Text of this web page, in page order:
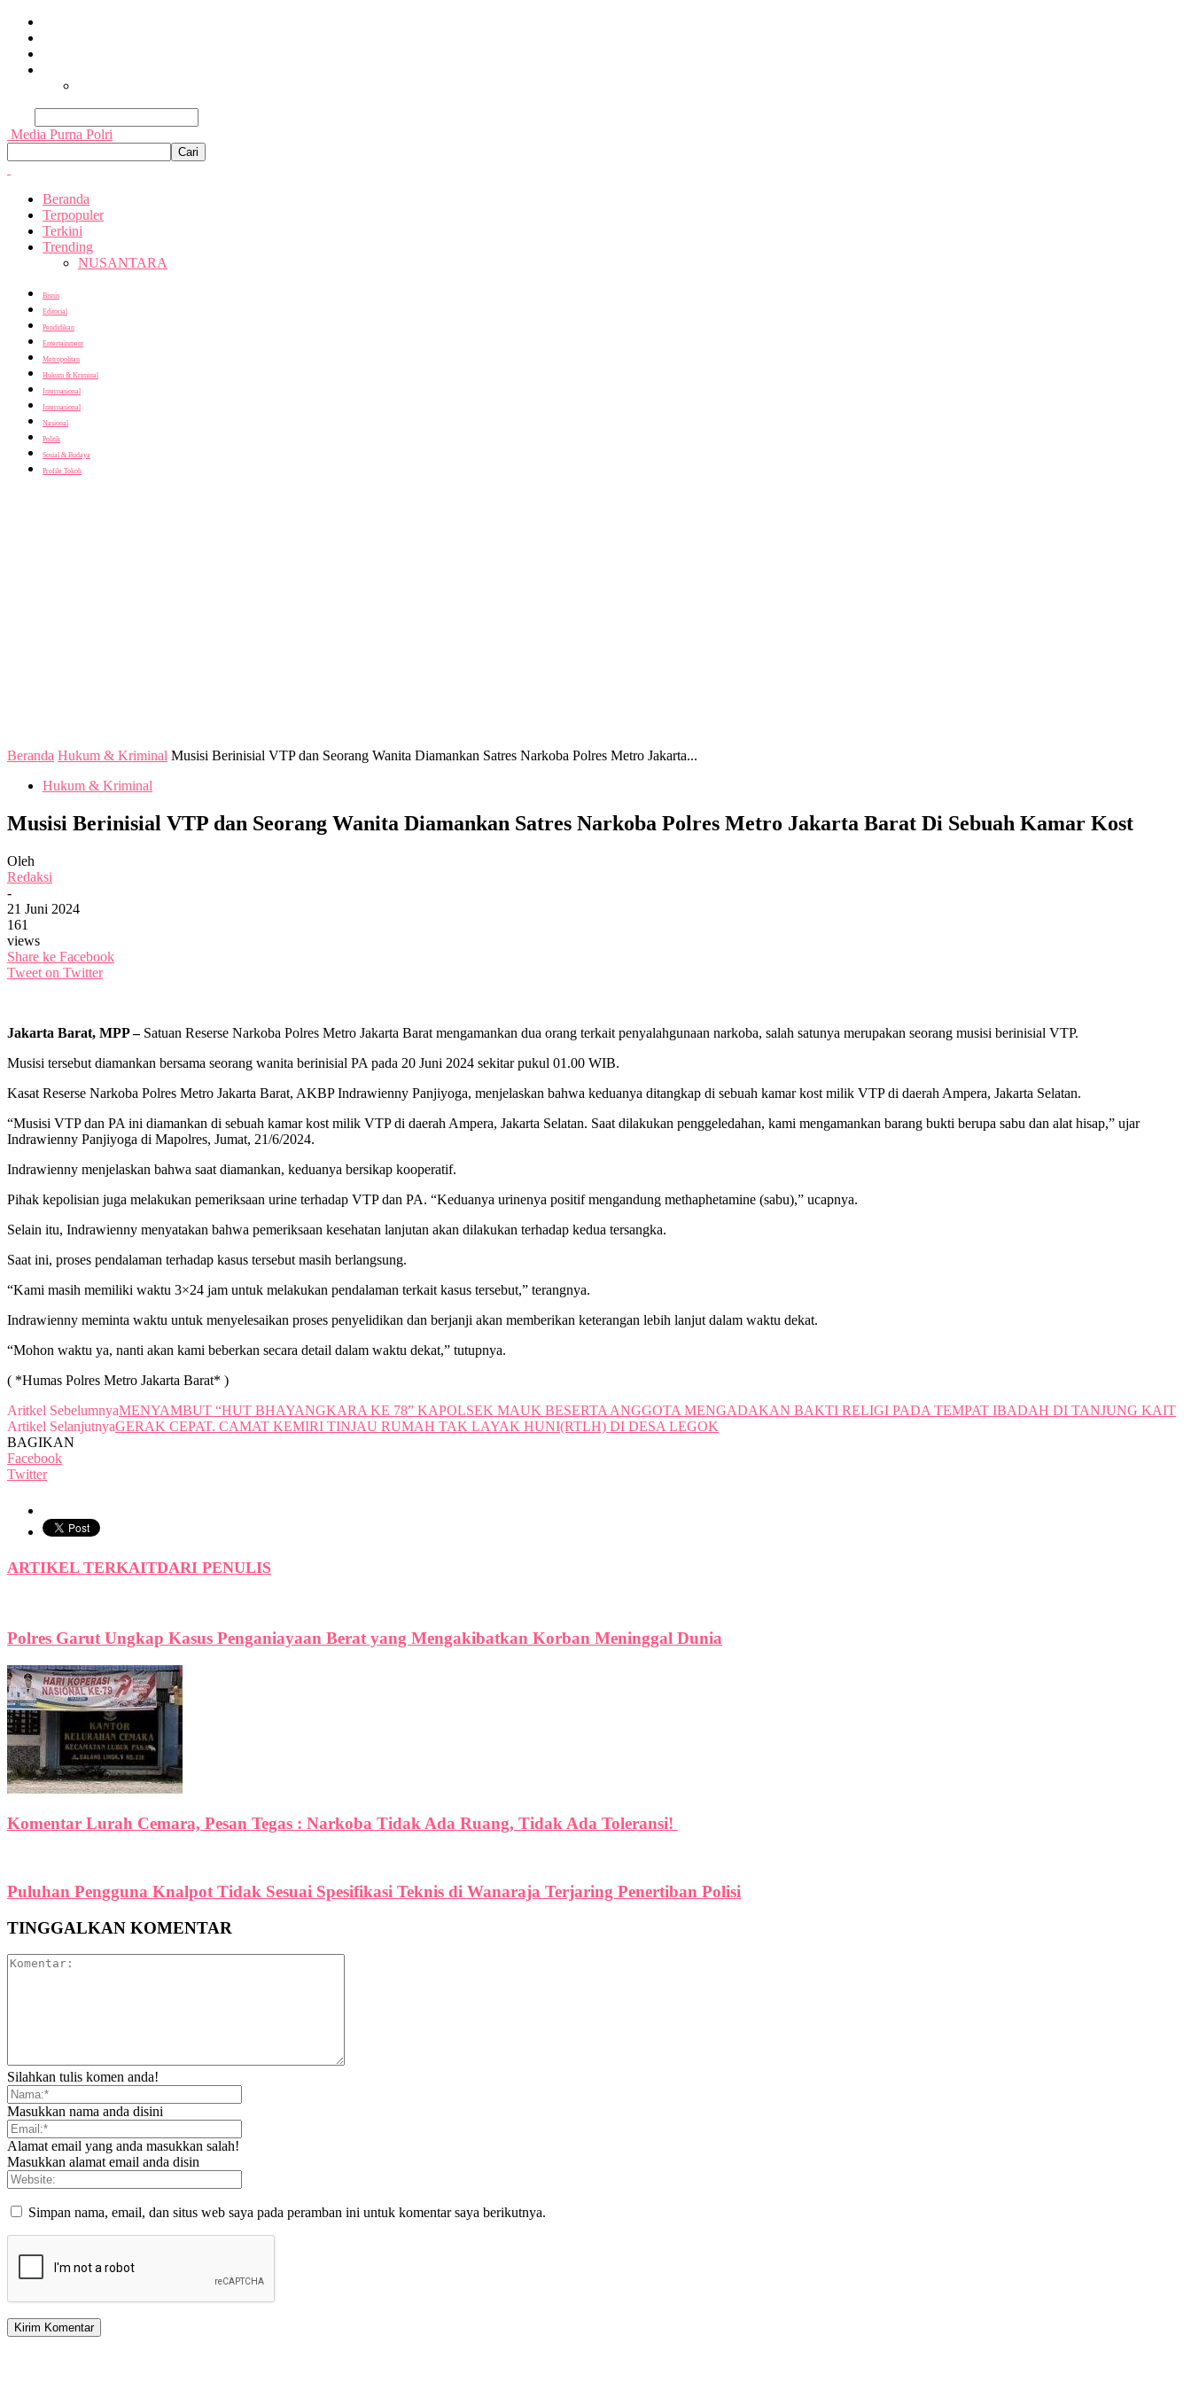
Media Purna Polri
Beranda
Terpopuler
Terkini
Trending
NUSANTARA
Bisnis
Editorial
Pendidikan
Entertainment
Metropolitan
Hukum & Kriminal
Internasional
Internasional
Nasional
Politik
Sosial & Budaya
Profile Tokoh
Beranda Hukum & Kriminal Musisi Berinisial VTP dan Seorang Wanita Diamankan Satres Narkoba Polres Metro Jakarta...
Hukum & Kriminal
Musisi Berinisial VTP dan Seorang Wanita Diamankan Satres Narkoba Polres Metro Jakarta Barat Di Sebuah Kamar Kost
Oleh
Redaksi
-
21 Juni 2024
161
views
Share ke Facebook
Tweet on Twitter
Jakarta Barat, MPP –Satuan Reserse Narkoba Polres Metro Jakarta Barat mengamankan dua orang terkait penyalahgunaan narkoba, salah satunya merupakan seorang musisi berinisial VTP.
Musisi tersebut diamankan bersama seorang wanita berinisial PA pada 20 Juni 2024 sekitar pukul 01.00 WIB.
Kasat Reserse Narkoba Polres Metro Jakarta Barat, AKBP Indrawienny Panjiyoga, menjelaskan bahwa keduanya ditangkap di sebuah kamar kost milik VTP di daerah Ampera, Jakarta Selatan.
“Musisi VTP dan PA ini diamankan di sebuah kamar kost milik VTP di daerah Ampera, Jakarta Selatan. Saat dilakukan penggeledahan, kami mengamankan barang bukti berupa sabu dan alat hisap,” ujar
Indrawienny Panjiyoga di Mapolres, Jumat, 21/6/2024.
Indrawienny menjelaskan bahwa saat diamankan, keduanya bersikap kooperatif.
Pihak kepolisian juga melakukan pemeriksaan urine terhadap VTP dan PA. “Keduanya urinenya positif mengandung methaphetamine (sabu),” ucapnya.
Selain itu, Indrawienny menyatakan bahwa pemeriksaan kesehatan lanjutan akan dilakukan terhadap kedua tersangka.
Saat ini, proses pendalaman terhadap kasus tersebut masih berlangsung.
“Kami masih memiliki waktu 3×24 jam untuk melakukan pendalaman terkait kasus tersebut,” terangnya.
Indrawienny meminta waktu untuk menyelesaikan proses penyelidikan dan berjanji akan memberikan keterangan lebih lanjut dalam waktu dekat.
“Mohon waktu ya, nanti akan kami beberkan secara detail dalam waktu dekat,” tutupnya.
( *Humas Polres Metro Jakarta Barat* )
Aritkel SebelumnyaMENYAMBUT “HUT BHAYANGKARA KE 78” KAPOLSEK MAUK BESERTA ANGGOTA MENGADAKAN BAKTI RELIGI PADA TEMPAT IBADAH DI TANJUNG KAIT
Artikel SelanjutnyaGERAK CEPAT. CAMAT KEMIRI TINJAU RUMAH TAK LAYAK HUNI(RTLH) DI DESA LEGOK
BAGIKAN
Facebook
Twitter
ARTIKEL TERKAITDARI PENULIS
Polres Garut Ungkap Kasus Penganiayaan Berat yang Mengakibatkan Korban Meninggal Dunia
Komentar Lurah Cemara, Pesan Tegas : Narkoba Tidak Ada Ruang, Tidak Ada Toleransi!
Puluhan Pengguna Knalpot Tidak Sesuai Spesifikasi Teknis di Wanaraja Terjaring Penertiban Polisi
TINGGALKAN KOMENTAR
Silahkan tulis komen anda!
Masukkan nama anda disini
Alamat email yang anda masukkan salah!
Masukkan alamat email anda disin
Simpan nama, email, dan situs web saya pada peramban ini untuk komentar saya berikutnya.